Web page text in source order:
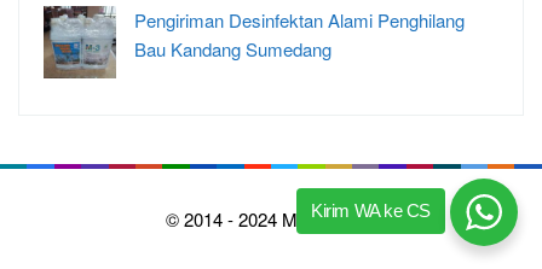
Pengiriman Desinfektan Alami Penghilang
Bau Kandang Sumedang
© 2014 - 2024 Madaniah™
Kirim WA ke CS